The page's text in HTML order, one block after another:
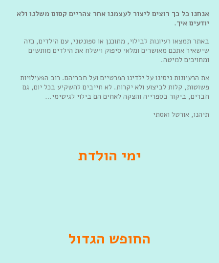
אנחנו כל כך רוצים ליצור לעצמנו אחר צהריים קסום משלנו ולא
יודעים איך.
באתר תמצאו רעיונות לבילוי, מתוכנן או ספונטני, עם הילדים, כזה
שישאיר אתכם מאושרים ומלאי סיפוק וישלח את הילדים מותשים
ומחויכים למיטה.
את הרעיונות ניסינו על ילדינו הפרטיים ועל חבריהם. רוב הפעילויות
פשוטות, קלות לביצוע ולא יקרות. לא חייבים להשקיע בכל יום, גם
חברים, ביקור בספרייה והצקה לאחים הם בילוי לגיטימי…
תיהנו, אורטל ואסתי
ימי הולדת
החופש הגדול